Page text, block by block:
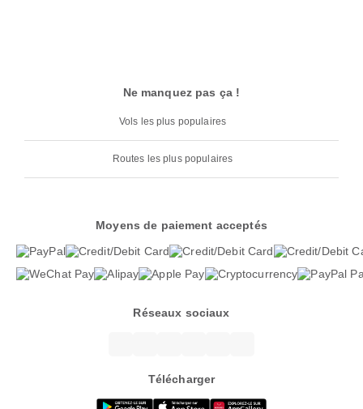
Ne manquez pas ça !
Vols les plus populaires
Routes les plus populaires
Moyens de paiement acceptés
Réseaux sociaux
Télécharger